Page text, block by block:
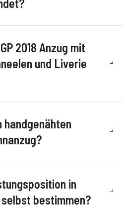
2018 Anzug mit
und Liverie
handgenähten
in
bestimmen?